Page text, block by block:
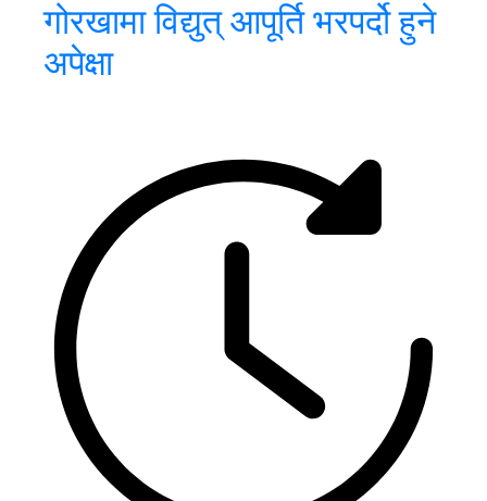
गोरखामा विद्युत् आपूर्ति भरपर्दो हुने
अपेक्षा